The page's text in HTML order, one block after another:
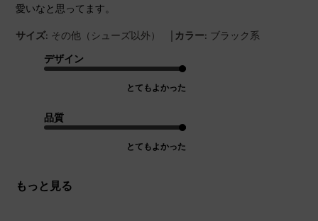
愛いなと思ってます。
サイズ: その他（シューズ以外） | カラー: ブラック系
デザイン
とてもよかった
品質
とてもよかった
もっと見る